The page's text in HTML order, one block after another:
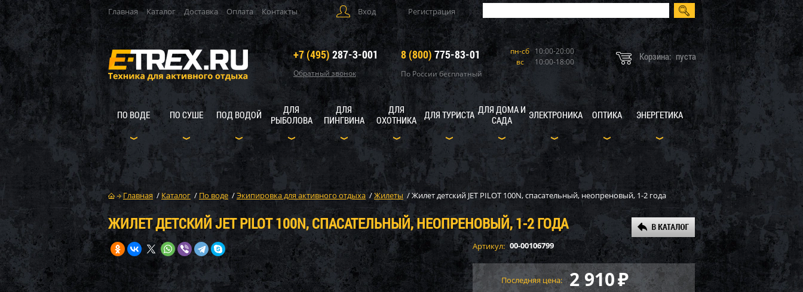
Главная Каталог Доставка Оплата Контакты Вход Регистрация
+7 (495) 287-3-001
Обратный звонок
8 (800) 775-83-01
По России бесплатный
пн-сб 10:00-20:00
вс
10:00-18:00 Корзина: пуста
ПО ВОДЕ ПО СУШЕ ПОД ВОДОЙ
ДЛЯ
РЫБОЛОВА
ДЛЯ
ПИНГВИНА
ДЛЯ
ОХОТНИКА
ДЛЯ ТУРИСТА ДЛЯ ДОМА И
САДА
ЭЛЕКТРОНИКА ОПТИКА ЭНЕРГЕТИКА
Главная / Каталог / По воде /Экипировка для активного отдыха /Жилеты /Жилет детский JET PILOT 100N, спасательный, неопреновый, 1-2 года
ЖИЛЕТ ДЕТСКИЙ JET PILOT 100N, СПАСАТЕЛЬНЫЙ, НЕОПРЕНОВЫЙ, 1-2 ГОДА
Артикул: 00-00106799
Последняя цена: 2 910₽